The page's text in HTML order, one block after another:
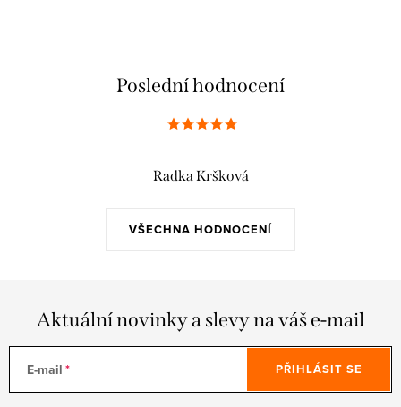
Poslední hodnocení
VŠECHNA HODNOCENÍ
Radka Kršková
Aktuální novinky a slevy na váš e-mail
E-mail PŘIHLÁSIT SE